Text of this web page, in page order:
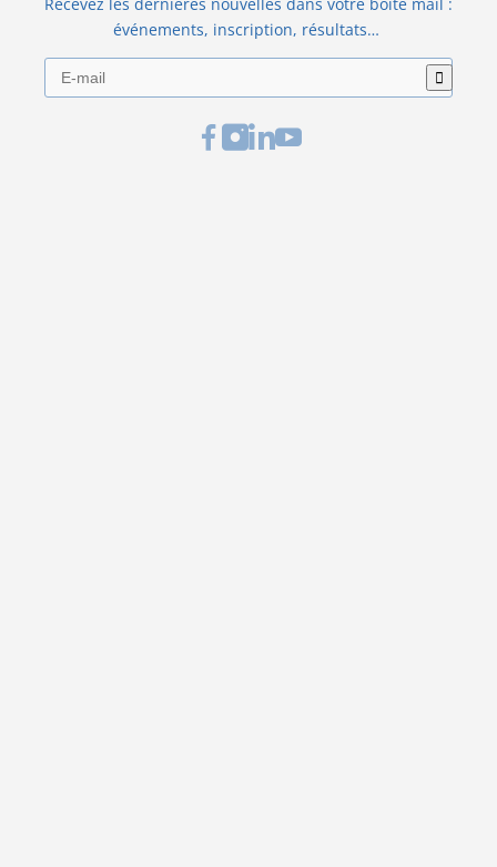
Recevez les dernières nouvelles dans votre boite mail :
événements, inscription, résultats…
